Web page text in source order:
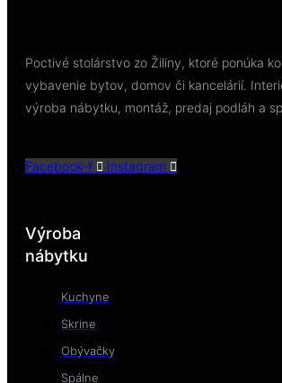
Poctivé stolárstvo zo Žiliny, ktoré ponúka
vybavenie bytov, domov či kancelárií.
výroba nábytku, montáž, predaj podláh a
Facebook-f Instagram
Výroba
nábytku
Kuchyne
Skrine
Obývačky
Spálne